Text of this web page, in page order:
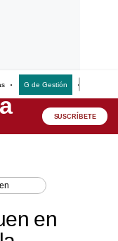
G de Gestión
SUSCRÍBETE
en